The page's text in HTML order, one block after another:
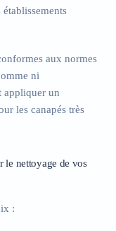
aux normes
ni
appliquer un
les canapés très
le nettoyage de vos
: